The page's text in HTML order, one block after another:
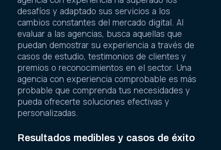
desafíos y adaptado sus servicios a los
cambios constantes del mercado digital. Al
evaluar a las agencias, busca aquellas que
puedan demostrar su experiencia a través de
casos de estudio, testimonios de clientes y
premios o reconocimientos en el sector. Una
agencia con experiencia comprobable es más
probable que comprenda tus necesidades y
pueda ofrecerte soluciones efectivas y
personalizadas.
Resultados medibles y casos de éxito